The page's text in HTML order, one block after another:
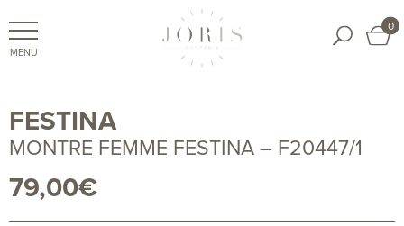
0
FESTINA
MONTRE FEMME FESTINA – F20447/1
79,00€